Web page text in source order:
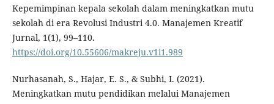
Kepemimpinan kepala sekolah dalam meningkatkan mutu
sekolah di era Revolusi Industri 4.0. Manajemen Kreatif
Jurnal, 1(1), 99–110.
https://doi.org/10.55606/makreju.v1i1.989
Nurhasanah, S., Hajar, E. S., & Subhi, I. (2021).
Meningkatkan mutu pendidikan melalui Manajemen